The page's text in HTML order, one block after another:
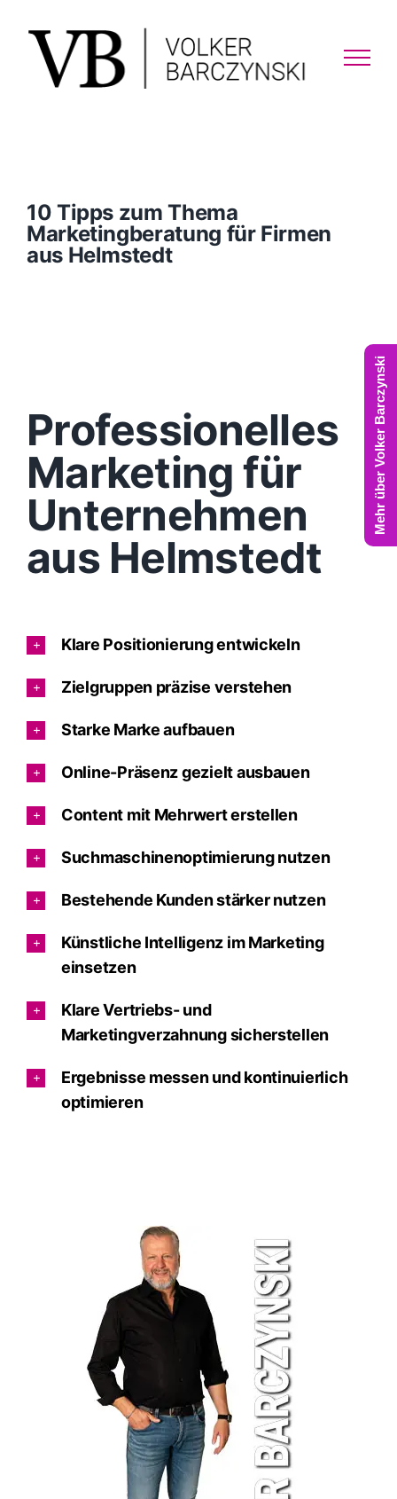
content
10 Tipps zum Thema
Marketingberatung für Firmen
aus Helmstedt
Professionelles
Marketing für
Unternehmen
aus Helmstedt
Klare Positionierung entwickeln
Zielgruppen präzise verstehen
Starke Marke aufbauen
Online-Präsenz gezielt ausbauen
Content mit Mehrwert erstellen
Suchmaschinenoptimierung nutzen
Bestehende Kunden stärker nutzen
Künstliche Intelligenz im Marketing
einsetzen
Klare Vertriebs- und
Marketingverzahnung sicherstellen
Ergebnisse messen und kontinuierlich
optimieren
Mehr über Volker Barczynski